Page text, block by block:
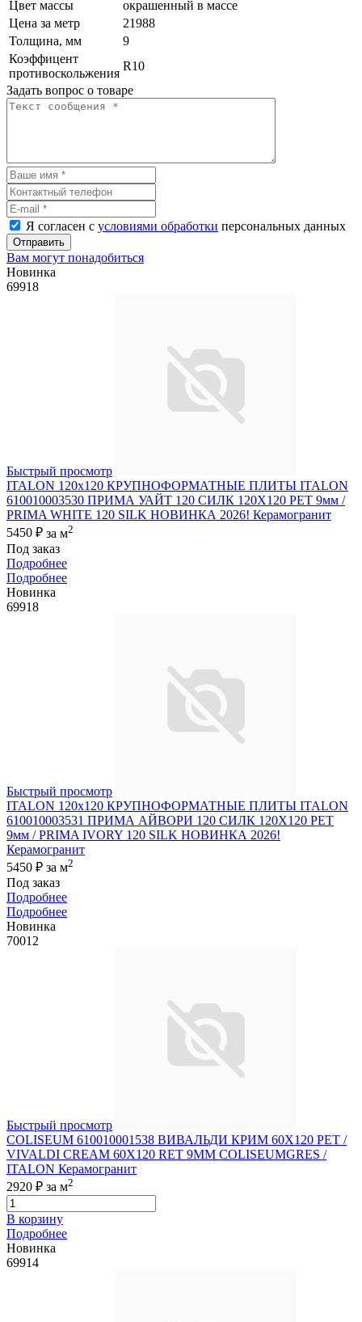
Цвет массы
окрашенный в массе
Цена за метр
21988
Толщина, мм
9
Коэффицент
противоскольжения
R10
Задать вопрос о товаре
Я согласен с условиями обработки персональных данных
Отправить
Вам могут понадобиться
Новинка
69918
Быстрый просмотр
ITALON 120x120 КРУПНОФОРМАТНЫЕ ПЛИТЫ ITALON
610010003530 ПРИМА УАЙТ 120 СИЛК 120Х120 РЕТ 9мм /
PRIMA WHITE 120 SILK НОВИНКА 2026! Керамогранит
5450 ₽ за м2
Под заказ
Подробнее
Подробнее
Новинка
69918
Быстрый просмотр
ITALON 120x120 КРУПНОФОРМАТНЫЕ ПЛИТЫ ITALON
610010003531 ПРИМА АЙВОРИ 120 СИЛК 120Х120 РЕТ
9мм / PRIMA IVORY 120 SILK НОВИНКА 2026!
Керамогранит
5450 ₽ за м2
Под заказ
Подробнее
Подробнее
Новинка
70012
Быстрый просмотр
COLISEUM 610010001538 ВИВАЛЬДИ КРИМ 60X120 РЕТ /
VIVALDI CREAM 60X120 RET 9MM COLISEUMGRES /
ITALON Керамогранит
2920 ₽ за м2
В корзину
Подробнее
Новинка
69914